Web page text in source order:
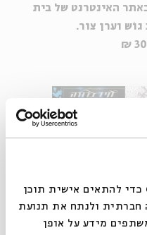
אנחנו משתמשים בקובצי Cookie כדי להתאים אישית תוכן
חברתית ולנתח את תנועת
מידע על אופן
האינטרנט של בית
וערן צור.